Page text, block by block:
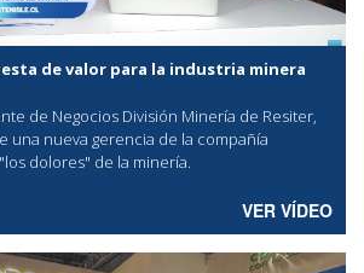
de valor para la industria minera
de Negocios División Minería de Resiter,
una nueva gerencia de la compañía
dolores" de la minería.
VER VÍDEO